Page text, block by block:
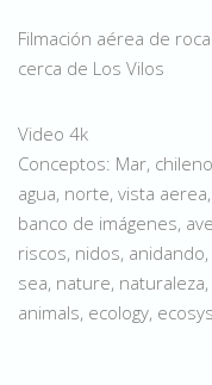
Filmación aérea de
cerca de Los Vilos
Video 4k
Conceptos: Mar,
agua, norte, vista
banco de imágenes,
riscos, nidos,
sea, nature,
animals, ecology,